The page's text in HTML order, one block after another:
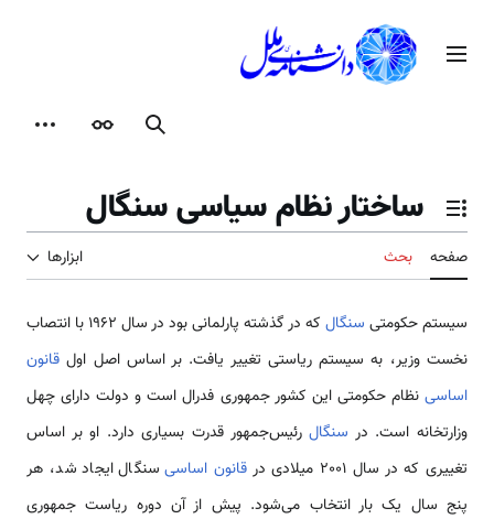
محتوامنوی اصلی
جستجوظاهر
تغییر وضعیت فهرست محتویات
ساختار نظام سیاسی سنگال
صفحه بحث ابزارها
سیستم حکومتی سنگال
که در گذشته پارلمانی بود در سال 1962 با انتصاب
نخست وزیر، به سیستم ریاستی تغییر یافت. بر اساس اصل اول قانون
اساسی نظام حکومتی این کشور جمهوری فدرال است و دولت دارای چهل
وزارتخانه است. در سنگالرئیس‌جمهور قدرت بسیاری دارد. او بر اساس
تغییری که در سال 2001 میلادی در
قانون اساسی سنگال ایجاد شد، هر
پنج سال یک بار انتخاب می‌شود. پیش از آن دوره ریاست جمهوری